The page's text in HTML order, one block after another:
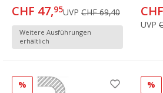
CHF 47,95UVP CHF 69,40
Weitere Ausführungen
erhältlich
UVP
% %